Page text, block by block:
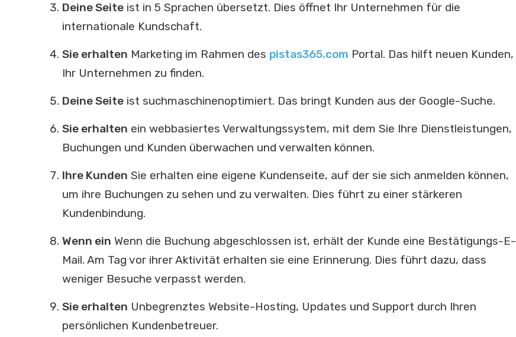
Deine Seiteist in 5 Sprachen übersetzt. Dies öffnet Ihr Unternehmen für die
internationale Kundschaft.
Sie erhalten Marketing im Rahmen des pistas365.com Portal. Das hilft neuen Kunden,
Ihr Unternehmen zu finden.
Deine Seiteist suchmaschinenoptimiert. Das bringt Kunden aus der Google-Suche.
Sie erhalten ein webbasiertes Verwaltungssystem, mit dem Sie Ihre Dienstleistungen,
Buchungen und Kunden überwachen und verwalten können.
Ihre Kunden Sie erhalten eine eigene Kundenseite, auf der sie sich anmelden können,
um ihre Buchungen zu sehen und zu verwalten. Dies führt zu einer stärkeren
Kundenbindung.
Wenn ein Wenn die Buchung abgeschlossen ist, erhält der Kunde eine Bestätigungs-E-
Mail. Am Tag vor ihrer Aktivität erhalten sie eine Erinnerung. Dies führt dazu, dass
weniger Besuche verpasst werden.
Sie erhalten Unbegrenztes Website-Hosting, Updates und Support durch Ihren
persönlichen Kundenbetreuer.